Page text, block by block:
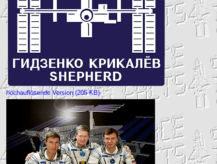
hochauflösende Version (205 KB)